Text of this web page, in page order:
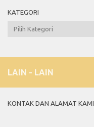
KATEGORI
Kategori
LAIN - LAIN
KONTAK DAN ALAMAT KAMI